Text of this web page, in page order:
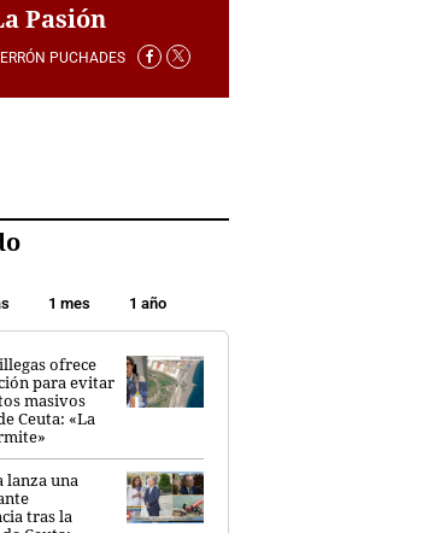
Pasión
PUCHADES
1 mes 1 año
ofrece
para evitar
masivos
Ceuta: «La
lanza una
tras la